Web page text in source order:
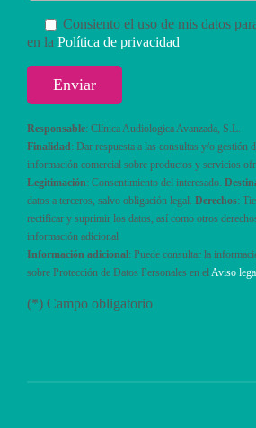
Consiento el uso de mis datos
en la Política de privacidad
Responsable: Clínica Audiologica Avanzada, S.L.
Finalidad : Dar respuesta a las consultas y/o gestión
información comercial sobre productos y servicios
Legitimación: Consentimiento del interesado.
datos a terceros, salvo obligación legal. Derechos:
rectificar y suprimir los datos, así como otros
información adicional
Información adicional : Puede consultar la
sobre Protección de Datos Personales en elAviso
(*) Campo obligatorio